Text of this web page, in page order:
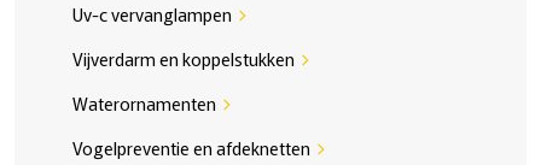
Uv-c vervanglampen chevron_right
Vijverdarm en koppelstukken chevron_right
Waterornamenten chevron_right
Vogelpreventie en afdeknetten chevron_right